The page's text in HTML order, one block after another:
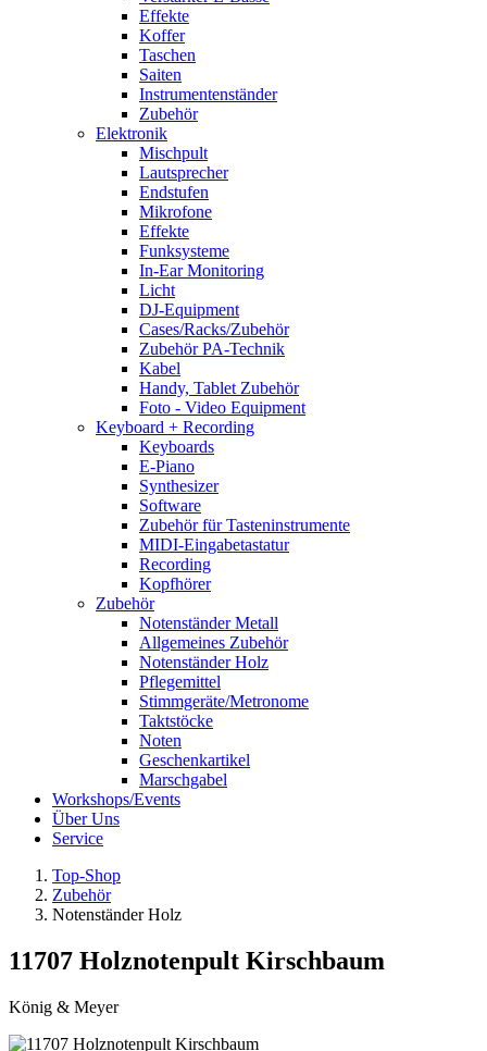
Effekte
Koffer
Taschen
Saiten
Instrumentenständer
Zubehör
Elektronik
Mischpult
Lautsprecher
Endstufen
Mikrofone
Effekte
Funksysteme
In-Ear Monitoring
Licht
DJ-Equipment
Cases/Racks/Zubehör
Zubehör PA-Technik
Kabel
Handy, Tablet Zubehör
Foto - Video Equipment
Keyboard + Recording
Keyboards
E-Piano
Synthesizer
Software
Zubehör für Tasteninstrumente
MIDI-Eingabetastatur
Recording
Kopfhörer
Zubehör
Notenständer Metall
Allgemeines Zubehör
Notenständer Holz
Pflegemittel
Stimmgeräte/Metronome
Taktstöcke
Noten
Geschenkartikel
Marschgabel
Workshops/Events
Über Uns
Service
Top-Shop
Zubehör
Notenständer Holz
11707 Holznotenpult Kirschbaum
König & Meyer